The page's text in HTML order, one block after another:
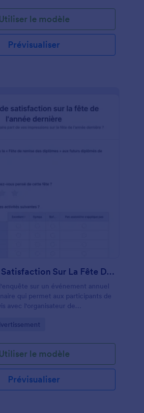
le modèle
Prévisualiser
Enquête De Satisfaction Sur La Fête De L'année Dernière
sur un événement annuel
qui permet aux participants de
avec l'organisateur de
un bar, créez un formulaire
les feedbacks de vos clients, quel
qu'ils ont fréquenté.
leurs impressions grâce à ce
à mettre en place. Les
vous aident à fidéliser votre
le modèle
Prévisualiser